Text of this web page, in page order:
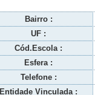
Bairro :
UF :
Cód.Escola :
Esfera :
Telefone :
Entidade Vinculada :